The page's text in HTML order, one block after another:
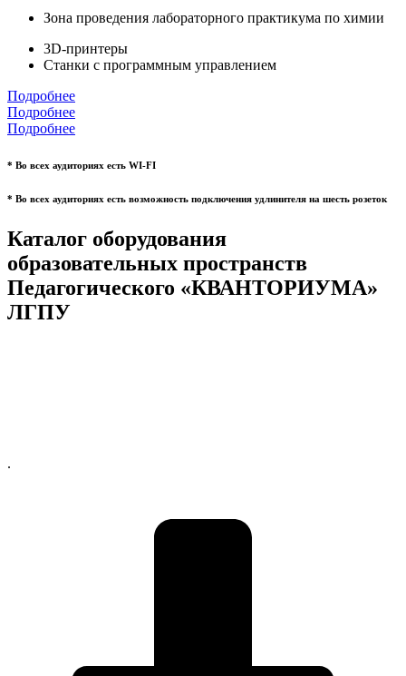
Зона проведения лабораторного практикума по химии
3D-принтеры
Станки с программным управлением
Подробнее
Подробнее
Подробнее
* Во всех аудиториях есть WI-FI
* Во всех аудиториях есть возможность подключения удлинителя на шесть розеток
Каталог оборудования
образовательных пространств
Педагогического «КВАНТОРИУМА»
ЛГПУ
.